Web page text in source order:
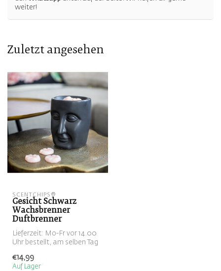
weiter!
Zuletzt angesehen
SCENTCHIPS®
Gesicht Schwarz
Wachsbrenner
Duftbrenner
Lieferzeit: Mo-Fr vor 14.00
Uhr bestellt, am selben Tag
€14,99
Auf Lager